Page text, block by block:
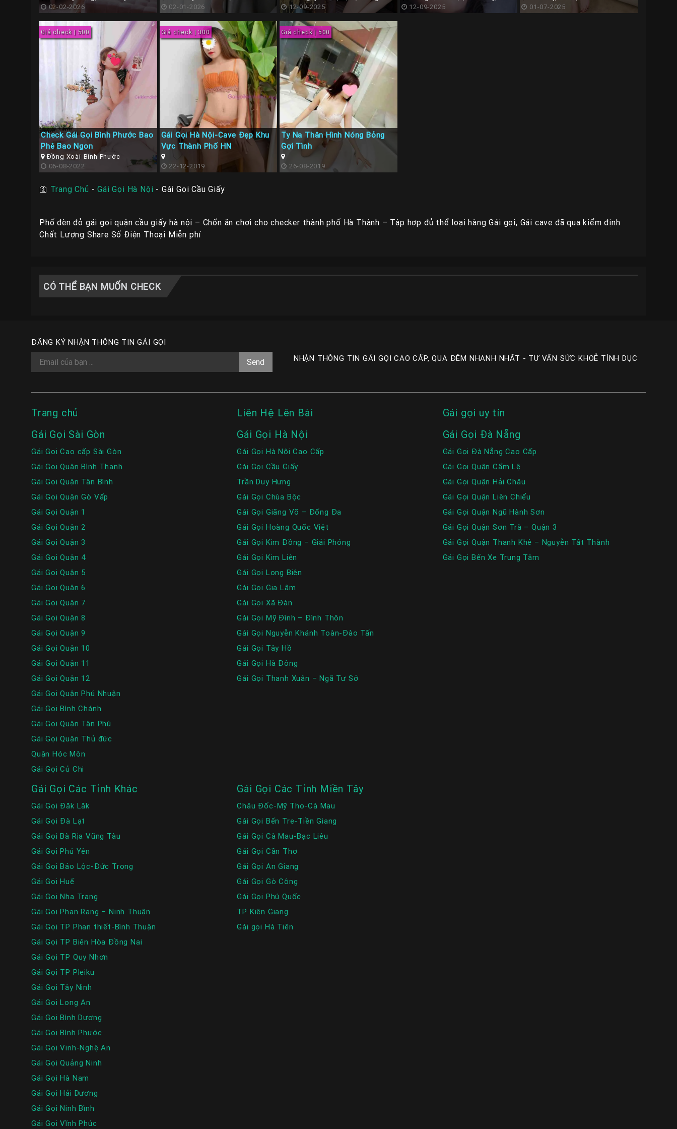
Nội02-02-2026
02-01-2026
Hoà, Cầu Giấy, Hà Nội
12-09-2025
Nội12-09-2025
01-07-2025
Giá check | 500
Check Gái Gọi Bình Phước Bao
Phê Bao Ngon
Đồng Xoài-Bình Phước
06-08-2022
Giá check | 300
Gái Gọi Hà Nội-Cave Đẹp Khu
Vực Thành Phố HN
22-12-2019
Giá check | 500
Ty Na Thân Hình Nóng Bỏng
Gợi Tình
26-08-2019
🛐 Trang Chủ -Gái Gọi Hà Nội - Gái Gọi Cầu Giấy
Phố đèn đỏ gái gọi quận cầu giấy hà nội – Chốn ăn chơi cho checker thành phố Hà Thành – Tập hợp đủ thể loại hàng Gái gọi, Gái cave đã qua kiểm định
Chất Lượng Share Số Điện Thoại Miễn phí
CÓ THỂ BẠN MUỐN CHECK
ĐĂNG KÝ NHẬN THÔNG TIN GÁI GỌI
NHẬN THÔNG TIN GÁI GỌI CAO CẤP, QUA ĐÊM NHANH NHẤT - TƯ VẤN SỨC KHOẺ TÌNH DỤC
Trang chủ Liên Hệ Lên Bài
Gái gọi uy tín
Gái Gọi Sài Gòn
Gái Gọi Cao cấp Sài Gòn
Gái Gọi Quận Bình Thạnh
Gái Gọi Quận Tân Bình
Gái Gọi Quận Gò Vấp
Gái Gọi Quận 1
Gái Gọi Quận 2
Gái Gọi Quận 3
Gái Gọi Quận 4
Gái Gọi Quận 5
Gái Gọi Quận 6
Gái Gọi Quận 7
Gái Gọi Quận 8
Gái Gọi Quận 9
Gái Gọi Quận 10
Gái Gọi Quận 11
Gái Gọi Quận 12
Gái Gọi Quận Phú Nhuận
Gái Gọi Bình Chánh
Gái Gọi Quận Tân Phú
Gái Gọi Quận Thủ đức
Quận Hóc Môn
Gái Gọi Củ Chi
Gái Gọi Hà Nội
Gái Gọi Hà Nội Cao Cấp
Gái Gọi Cầu Giấy
Trần Duy Hưng
Gái Gọi Chùa Bộc
Gái Gọi Giãng Võ – Đống Đa
Gái Gọi Hoàng Quốc Việt
Gái Gọi Kim Đồng – Giải Phóng
Gái Gọi Kim Liên
Gái Gọi Long Biên
Gái Gọi Gia Lâm
Gái Gọi Xã Đàn
Gái Gọi Mỹ Đình – Đình Thôn
Gái Gọi Nguyễn Khánh Toàn-Đào Tấn
Gái Gọi Tây Hồ
Gái Gọi Hà Đông
Gái Gọi Thanh Xuân – Ngã Tư Sở
Gái Gọi Đà Nẵng
Gái Gọi Đà Nẵng Cao Cấp
Gái Gọi Quận Cẩm Lệ
Gái Gọi Quận Hải Châu
Gái Gọi Quận Liên Chiểu
Gái Gọi Quận Ngũ Hành Sơn
Gái Gọi Quận Sơn Trà – Quận 3
Gái Gọi Quận Thanh Khê – Nguyễn Tất Thành
Gái Gọi Bến Xe Trung Tâm
Gái Gọi Các Tỉnh Khác
Gái Gọi Đăk Lăk
Gái Gọi Đà Lạt
Gái Gọi Bà Rịa Vũng Tàu
Gái Gọi Phú Yên
Gái Gọi Bảo Lộc-Đức Trọng
Gái Gọi Huế
Gái Gọi Nha Trang
Gái Gọi Phan Rang – Ninh Thuận
Gái Gọi TP Phan thiết-Bình Thuận
Gái Gọi TP Biên Hòa Đồng Nai
Gái Gọi TP Quy Nhơn
Gái Gọi TP Pleiku
Gái Gọi Tây Ninh
Gái Gọi Long An
Gái Gọi Bình Dương
Gái Gọi Bình Phước
Gái Gọi Vinh-Nghệ An
Gái Gọi Quảng Ninh
Gái Gọi Hà Nam
Gái Gọi Hải Dương
Gái Gọi Ninh Bình
Gái Gọi Vĩnh Phúc
Gái Gọi Các Tỉnh Miền Tây
Châu Đốc-Mỹ Tho-Cà Mau
Gái Gọi Bến Tre-Tiền Giang
Gái Gọi Cà Mau-Bạc Liêu
Gái Gọi Cần Thơ
Gái Gọi An Giang
Gái Gọi Gò Công
Gái Gọi Phú Quốc
TP Kiên Giang
Gái gọi Hà Tiên